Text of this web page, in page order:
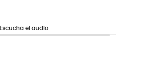
Escucha el audio